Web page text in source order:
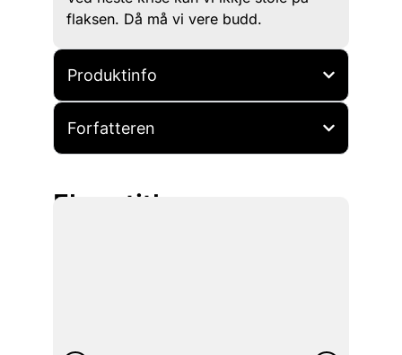
flaksen. Då må vi vere budd.
Produktinfo
Forfatteren
Flere titler